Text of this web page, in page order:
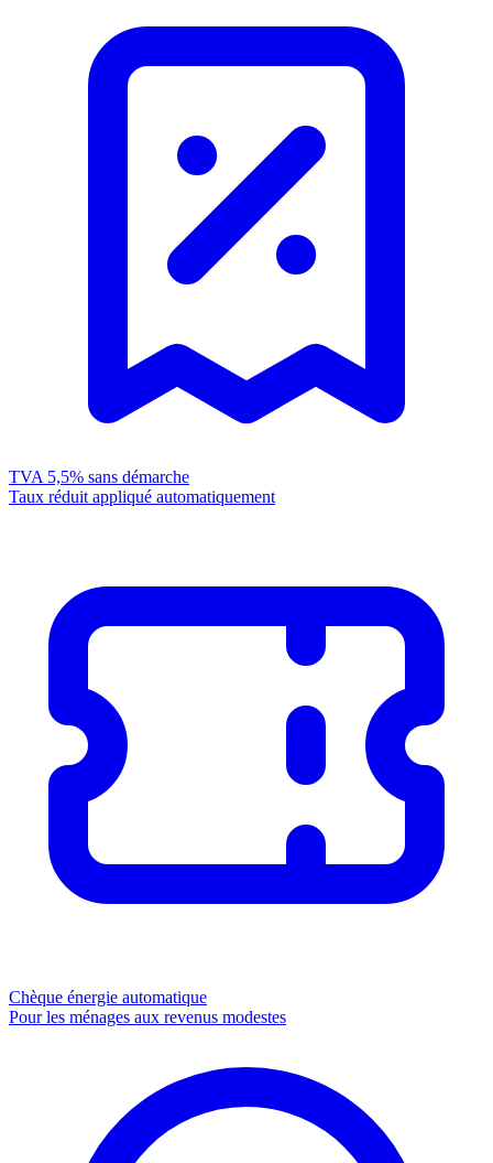
TVA 5,5% sans démarche
Taux réduit appliqué automatiquement
Chèque énergie automatique
Pour les ménages aux revenus modestes